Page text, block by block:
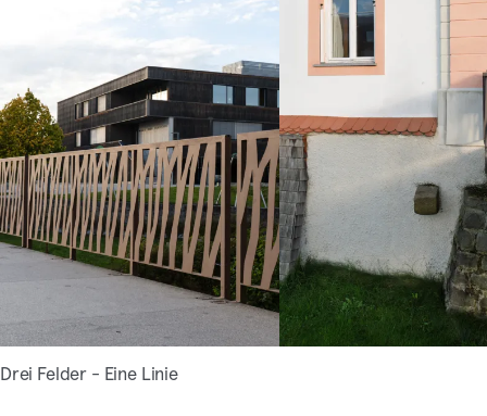
Drei Felder - Eine Linie